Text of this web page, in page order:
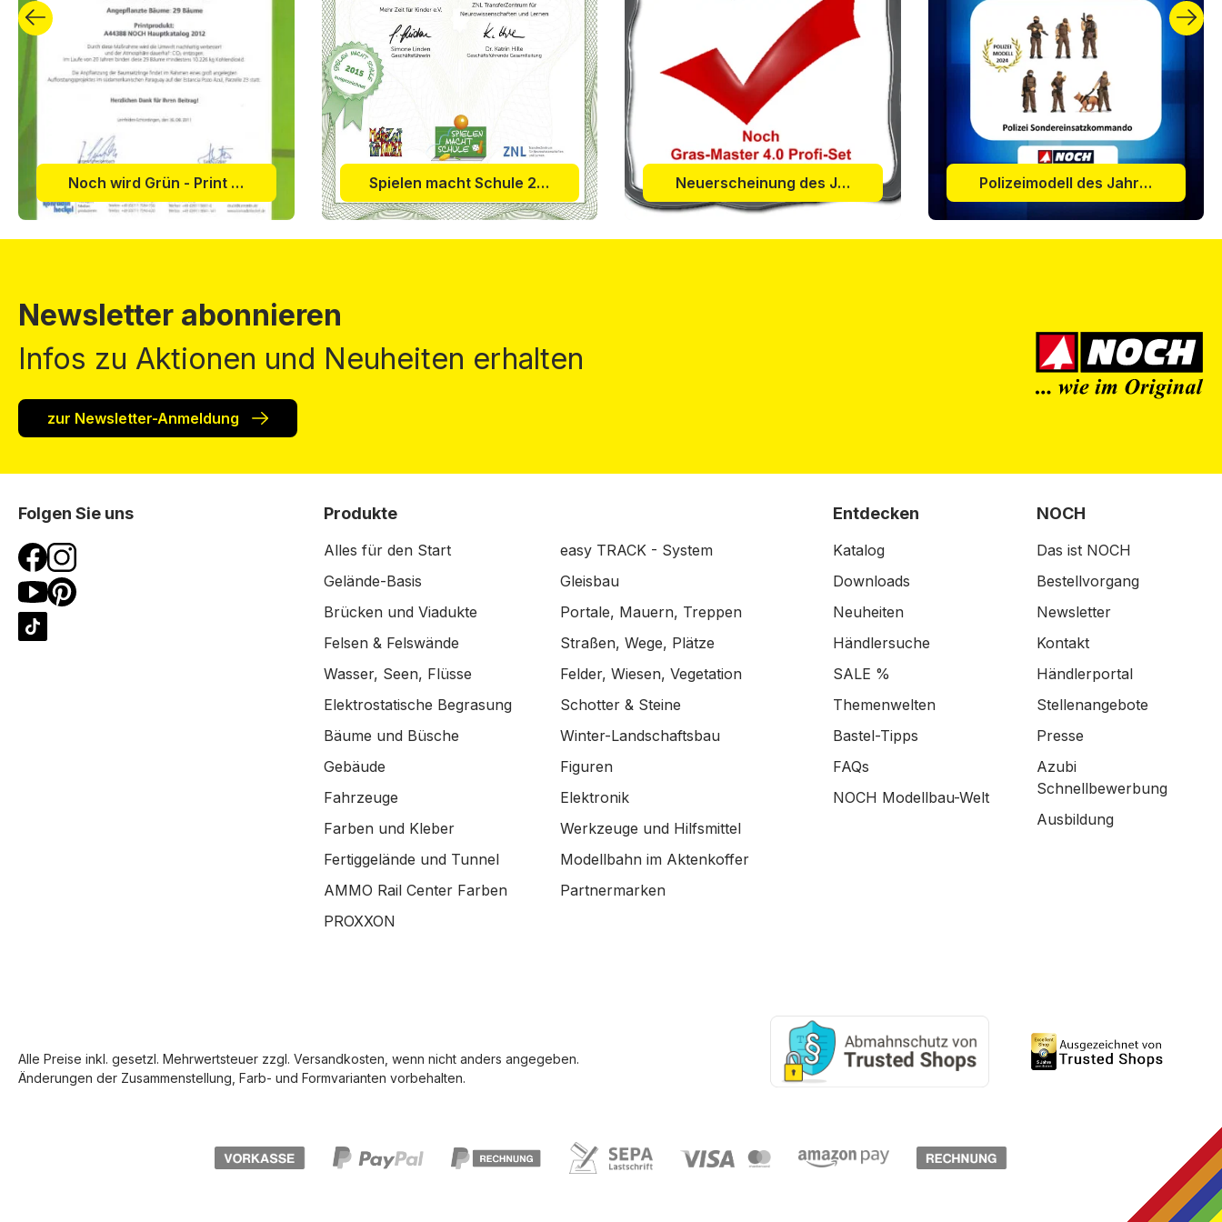
Noch wird Grün - Print & Forrest Zertifikat 2011 Spielen macht Schule 2015 Neuerscheinung des Jahres 2025 Polizeimodell des Jahres 2024
Newsletter abonnieren
Infos zu Aktionen und Neuheiten erhalten
zur Newsletter-Anmeldung
Folgen Sie uns Produkte
Alles für den Start
easy TRACK - System
Gelände-Basis
Gleisbau
Brücken und Viadukte
Portale, Mauern, Treppen
Felsen & Felswände
Straßen, Wege, Plätze
Wasser, Seen, Flüsse
Felder, Wiesen, Vegetation
Elektrostatische Begrasung
Schotter & Steine
Bäume und Büsche
Winter-Landschaftsbau
Gebäude
Figuren
Fahrzeuge
Elektronik
Farben und Kleber
Werkzeuge und Hilfsmittel
Fertiggelände und Tunnel
Modellbahn im Aktenkoffer
AMMO Rail Center Farben
Partnermarken
PROXXON
Entdecken
Katalog
Downloads
Neuheiten
Händlersuche
SALE %
Themenwelten
Bastel-Tipps
FAQs
NOCH Modellbau-Welt
NOCH
Das ist NOCH
Bestellvorgang
Newsletter
Kontakt
Händlerportal
Stellenangebote
Presse
Azubi
Schnellbewerbung
Ausbildung
Alle Preise inkl. gesetzl. Mehrwertsteuer zzgl. Versandkosten , wenn nicht anders angegeben.
Änderungen der Zusammenstellung, Farb- und Formvarianten vorbehalten.